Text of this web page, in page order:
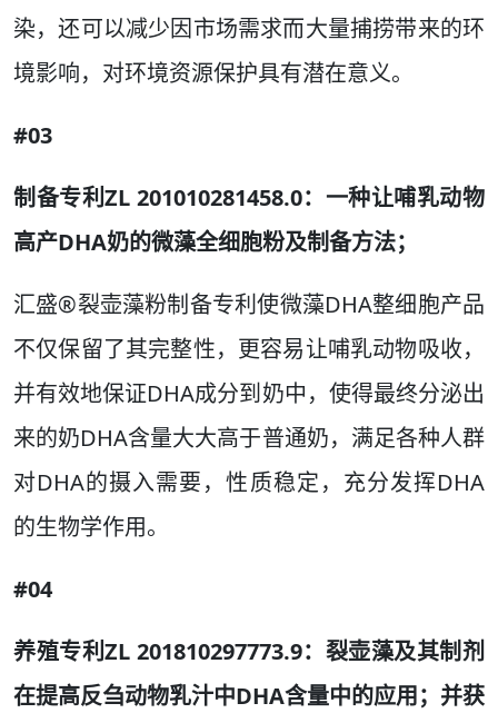
染，还可以减少因市场需求而大量捕捞带来的环
境影响，对环境资源保护具有潜在意义。
#03
制备专利ZL 201010281458.0：一种让哺乳动物
高产DHA奶的微藻全细胞粉及制备方法；
汇盛®裂壶藻粉制备专利使微藻DHA整细胞产品
不仅保留了其完整性，更容易让哺乳动物吸收，
并有效地保证DHA成分到奶中，使得最终分泌出
来的奶DHA含量大大高于普通奶，满足各种人群
对DHA的摄入需要，性质稳定，充分发挥DHA
的生物学作用。
#04
养殖专利ZL 201810297773.9：裂壶藻及其制剂
在提高反刍动物乳汁中DHA含量中的应用；并获